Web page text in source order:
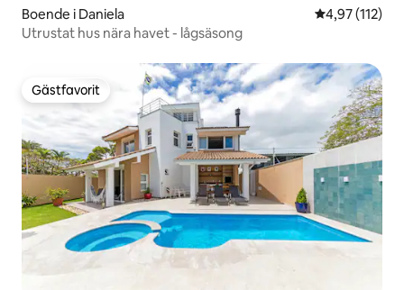
Boende i Daniela 4,97 av 5 i
4,97 (112)
Utrustat hus nära havet - lågsäsong
Gästfavorit
Gästfavorit